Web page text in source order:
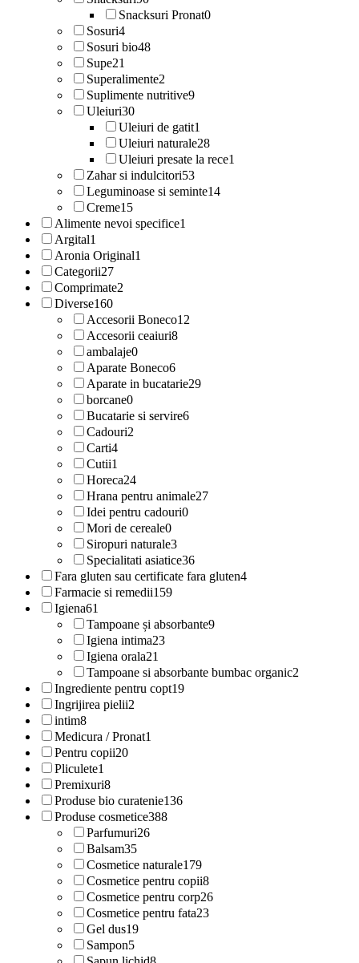
Snacksuri Pronat0
Sosuri4
Sosuri bio48
Supe21
Superalimente2
Suplimente nutritive9
Uleiuri30
Uleiuri de gatit1
Uleiuri naturale28
Uleiuri presate la rece1
Zahar si indulcitori53
Leguminoase si seminte14
Creme15
Alimente nevoi specifice1
Argital1
Aronia Original1
Categorii27
Comprimate2
Diverse160
Accesorii Boneco12
Accesorii ceaiuri8
ambalaje0
Aparate Boneco6
Aparate in bucatarie29
borcane0
Bucatarie si servire6
Cadouri2
Carti4
Cutii1
Horeca24
Hrana pentru animale27
Idei pentru cadouri0
Mori de cereale0
Siropuri naturale3
Specialitati asiatice36
Fara gluten sau certificate fara gluten4
Farmacie si remedii159
Igiena61
Tampoane și absorbante9
Igiena intima23
Igiena orala21
Tampoane si absorbante bumbac organic2
Ingrediente pentru copt19
Ingrijirea pielii2
intim8
Medicura / Pronat1
Pentru copii20
Pliculete1
Premixuri8
Produse bio curatenie136
Produse cosmetice388
Parfumuri26
Balsam35
Cosmetice naturale179
Cosmetice pentru copii8
Cosmetice pentru corp26
Cosmetice pentru fata23
Gel dus19
Sampon5